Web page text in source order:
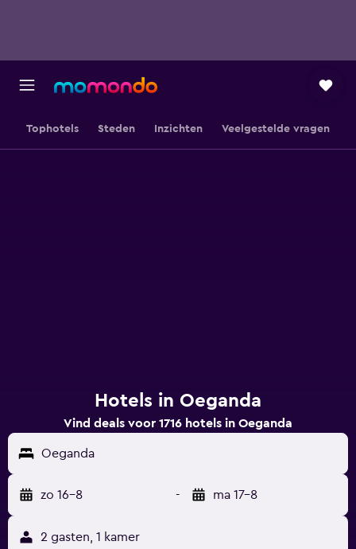
Tophotels Steden Inzichten Veelgestelde vragen
Hotels in Oeganda
Vind deals voor 1716 hotels in Oeganda
Oeganda
zo 16-8 - ma 17-8
2 gasten, 1 kamer